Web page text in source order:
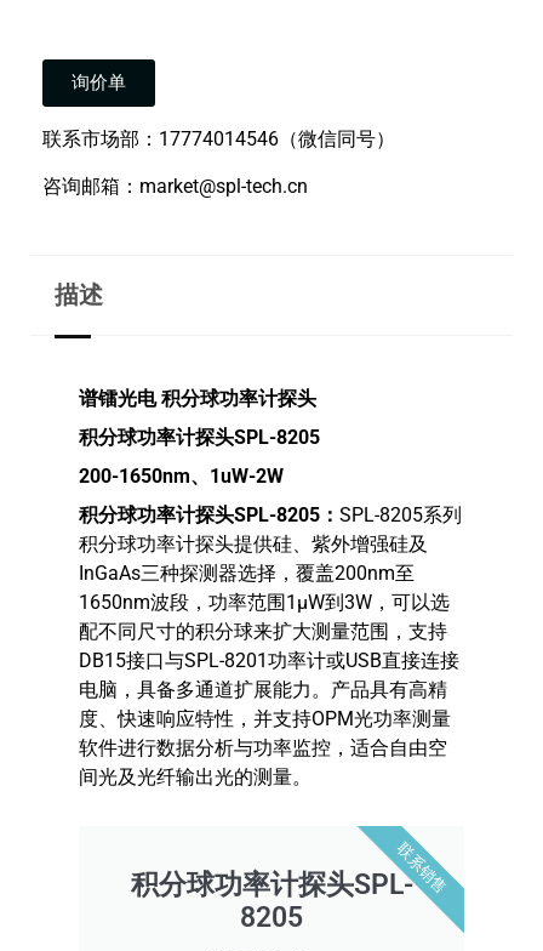
询价单
联系市场部：17774014546（微信同号）
咨询邮箱：market@spl-tech.cn
描述
谱镭光电 积分球功率计探头
积分球功率计探头SPL-8205
200-1650nm、 1uW-2W
积分球功率计探头SPL-8205： SPL-8205系列
积分球功率计探头提供硅、紫外增强硅及
InGaAs三种探测器选择，覆盖200nm至
1650nm波段，功率范围1μW到3W，可以选
配不同尺寸的积分球来扩大测量范围，支持
DB15接口与SPL-8201功率计或USB直接连接
电脑，具备多通道扩展能力。产品具有高精
度、快速响应特性，并支持OPM光功率测量
软件进行数据分析与功率监控，适合自由空
间光及光纤输出光的测量。
积分球功率计探头SPL-
8205
联系销售